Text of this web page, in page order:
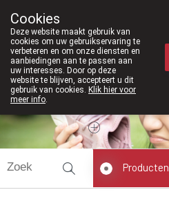
011/610300
Vandaag
Producten
Cookies
Deze website maakt gebruik van
cookies om uw gebruikservaring te
verbeteren en om onze diensten en
aanbiedingen aan te passen aan
uw interesses. Door op deze
website te blijven, accepteert u dit
gebruik van cookies. Klik hier voor
meer info.